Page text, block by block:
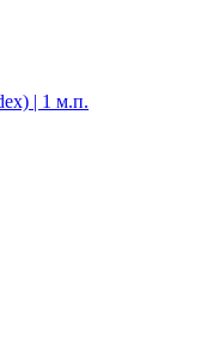
| 1 м.п.